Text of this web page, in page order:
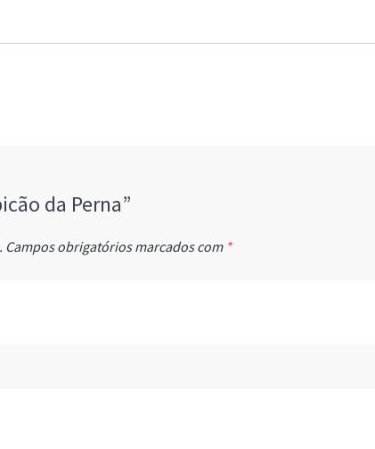
da Perna”
Campos obrigatórios marcados com *